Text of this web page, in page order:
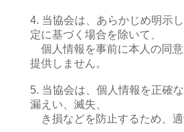
4. 当協会は、あらかじめ明示
定に基づく場合を除いて、
個人情報を事前に本人の同
提供しません。
5. 当協会は、個人情報を正確
漏えい、滅失、
き損などを防止するため、適